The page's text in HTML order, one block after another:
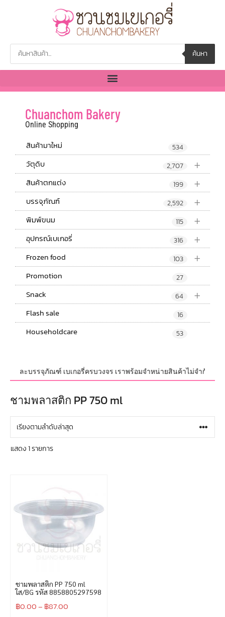
ค้นหา
Chuanchom Bakery
Online Shopping
สินค้ามาใหม่ 534
+
วัตุดิบ 2,707
+
สินค้าตกแต่ง 199
+
บรรจุภัณฑ์ 2,592
+
พิมพ์ขนม 115
+
อุปกรณ์เบเกอรี่ 316
+
Frozen food 103
Promotion 27
+
Snack 64
Flash sale 16
Householdcare 53
และบรรจุภัณฑ์ เบเกอรี่ครบวงจร เราพร้อมจำหน่ายสินค้าไม่จำกัดจำ
ชามพลาสติก PP 750 ml
แสดง 1 รายการ
ชามพลาสติก PP 750 ml
ใส/BG รหัส 8858805297598
฿0.00– ฿87.00